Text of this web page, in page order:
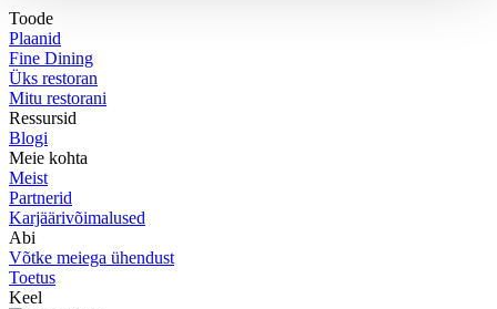
Toode
Plaanid
Fine Dining
Üks restoran
Mitu restorani
Ressursid
Blogi
Meie kohta
Meist
Partnerid
Karjäärivõimalused
Abi
Võtke meiega ühendust
Toetus
Keel